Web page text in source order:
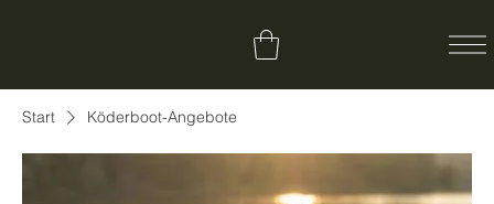
Start Köderboot-Angebote